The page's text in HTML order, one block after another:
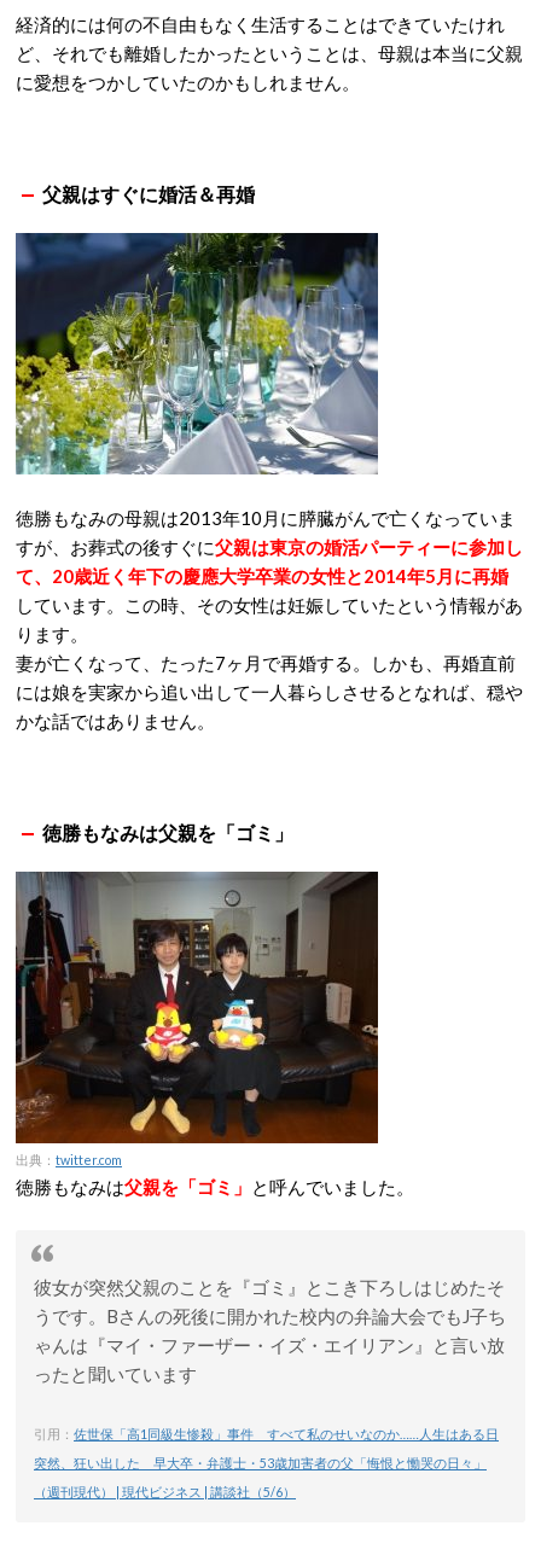
経済的には何の不自由もなく生活することはできていたけれ
ど、それでも離婚したかったということは、母親は本当に父親
に愛想をつかしていたのかもしれません。
父親はすぐに婚活＆再婚
徳勝もなみの母親は2013年10月に膵臓がんで亡くなっていま
すが、お葬式の後すぐに父親は東京の婚活パーティーに参加し
て、20歳近く年下の慶應大学卒業の女性と2014年5月に再婚
しています。この時、その女性は妊娠していたという情報があ
ります。
妻が亡くなって、たった7ヶ月で再婚する。しかも、再婚直前
には娘を実家から追い出して一人暮らしさせるとなれば、穏や
かな話ではありません。
徳勝もなみは父親を「ゴミ」
出典： twitter.com
徳勝もなみは父親を「ゴミ」 と呼んでいました。
彼女が突然父親のことを『ゴミ』とこき下ろしはじめたそ
うです。Bさんの死後に開かれた校内の弁論大会でもJ子ち
ゃんは『マイ・ファーザー・イズ・エイリアン』と言い放
ったと聞いています
引用： 佐世保「高1同級生惨殺」事件 すべて私のせいなのか……人生はある日
突然、狂い出した 早大卒・弁護士・53歳加害者の父「悔恨と慟哭の日々」
（週刊現代） | 現代ビジネス | 講談社（5/6）